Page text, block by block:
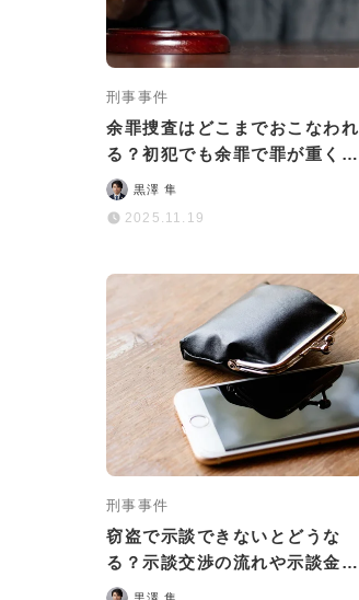
刑事事件
余罪捜査はどこまでおこなわれ
る？初犯でも余罪で罪が重くな
る可能性はある？
黒澤 隼
2025.11.19
刑事事件
窃盗で示談できないとどうな
る？示談交渉の流れや示談金の
相場も解説
黒澤 隼